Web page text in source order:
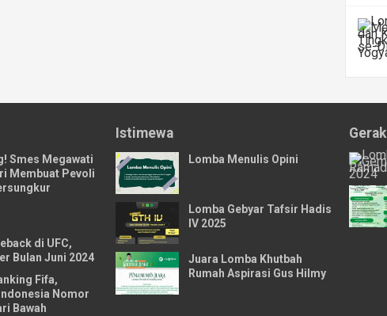
Smes Megawati
Membuat Pevoli
di UFC,
Bulan Juni 2024
Fifa,
Nomor
Bawah
Istimewa
Lomba Menulis Opini
Lomba Gebyar Tafsir Hadis
IV 2025
Juara Lomba Khutbah
Rumah Aspirasi Gus Hilmy
Gerak